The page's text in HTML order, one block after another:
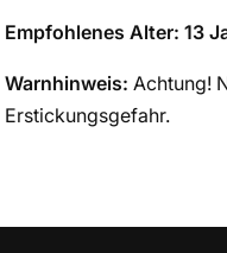
Empfohlenes Alter: 13
Warnhinweis: Achtung!
Erstickungsgefahr.